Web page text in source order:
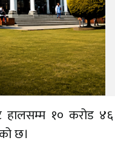
हालसम्म १० करोड
छ।